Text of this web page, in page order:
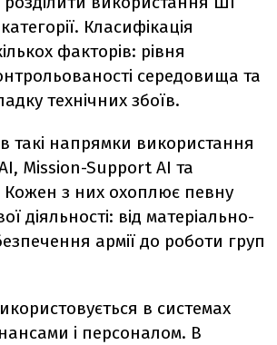
Класифікація
факторів: рівня
середовища та
технічних збоїв.
такі напрямки використання
Mission-Support AI та
з них охоплює певну
діяльності: від матеріально-
армії до роботи груп
в системах
і персоналом. В